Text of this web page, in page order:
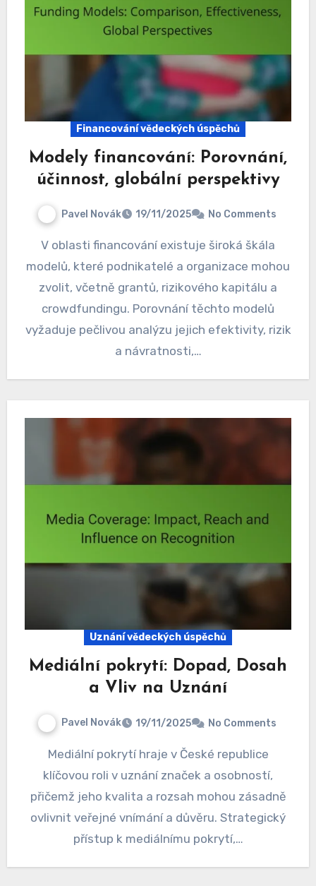
Financování vědeckých úspěchů
Modely financování: Porovnání,
účinnost, globální perspektivy
Pavel Novák 19/11/2025 No Comments
V oblasti financování existuje široká škála
modelů, které podnikatelé a organizace mohou
zvolit, včetně grantů, rizikového kapitálu a
crowdfundingu. Porovnání těchto modelů
vyžaduje pečlivou analýzu jejich efektivity, rizik
a návratnosti,…
Uznání vědeckých úspěchů
Mediální pokrytí: Dopad, Dosah
a Vliv na Uznání
Pavel Novák 19/11/2025 No Comments
Mediální pokrytí hraje v České republice
klíčovou roli v uznání značek a osobností,
přičemž jeho kvalita a rozsah mohou zásadně
ovlivnit veřejné vnímání a důvěru. Strategický
přístup k mediálnímu pokrytí,…